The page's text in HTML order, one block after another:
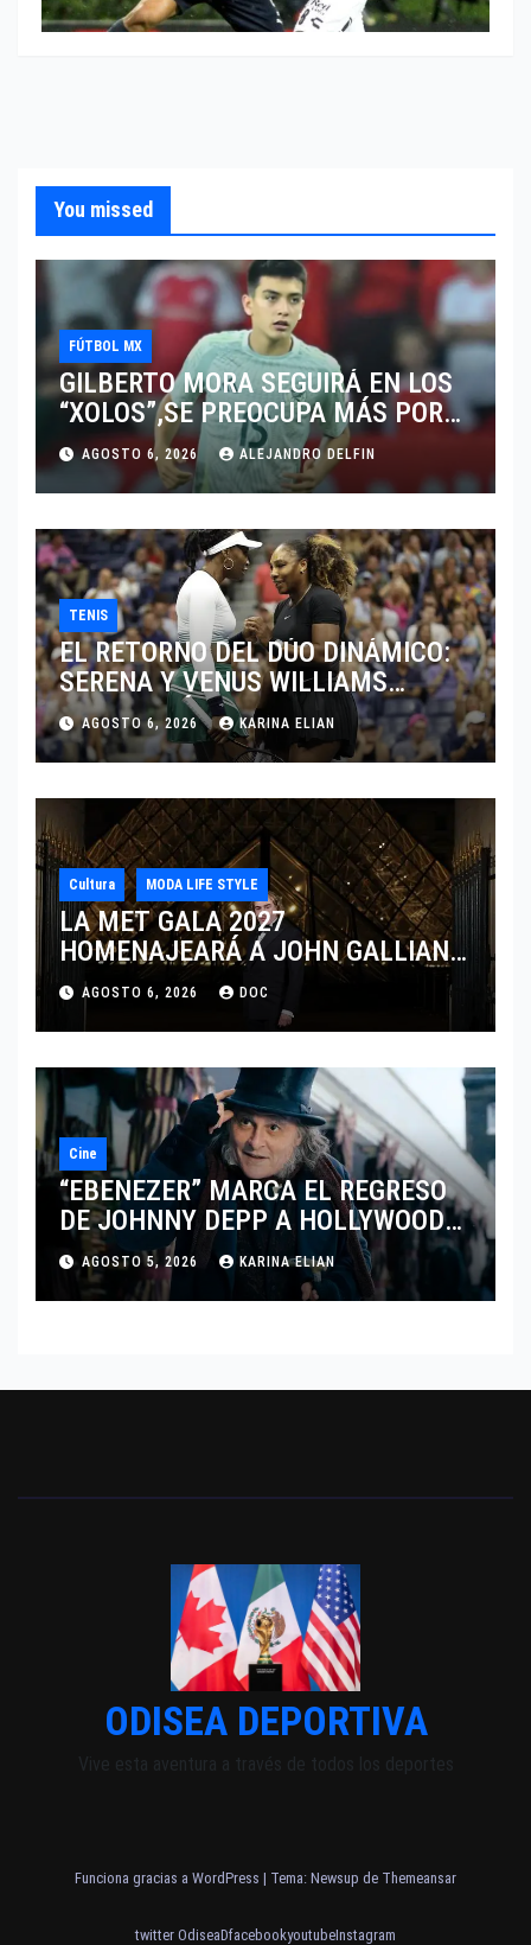
You missed
FÚTBOL MX
GILBERTO MORA SEGUIRÁ EN LOS
“XOLOS”,SE PREOCUPA MÁS POR
JUGAR EN SU EQUIPO.
AGOSTO 6, 2026 ALEJANDRO DELFIN
TENIS
EL RETORNO DEL DÚO DINÁMICO:
SERENA Y VENUS WILLIAMS
DISPUTARÁN LOS DOBLES EN
CINCINNATI 2026
AGOSTO 6, 2026 KARINA ELIAN
Cultura MODA LIFE STYLE
LA MET GALA 2027
HOMENAJEARÁ A JOHN GALLIANO
MARCANDO EL REGRESO DEL REY
DEL DRAMATISMO
AGOSTO 6, 2026 DOC
Cine
“EBENEZER” MARCA EL REGRESO
DE JOHNNY DEPP A HOLLYWOOD
TRAS SU PASO POR EL CINE
INDEPENDIENTE EUROPEO
AGOSTO 5, 2026 KARINA ELIAN
ODISEA DEPORTIVA
Vive esta aventura a través de todos los deportes
Funciona gracias a WordPress | Tema: Newsup de Themeansar
twitter OdiseaDfacebookyoutubeInstagram